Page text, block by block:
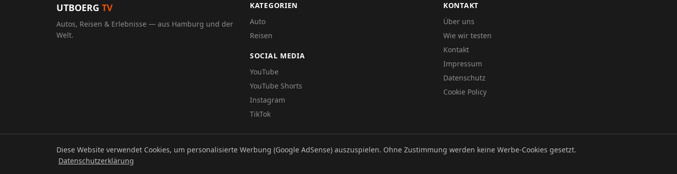
UTBOERG TV
Autos, Reisen & Erlebnisse — aus Hamburg und der
Welt.
KATEGORIEN
Auto
Reisen
SOCIAL MEDIA
YouTube
YouTube Shorts
Instagram
TikTok
KONTAKT
Über uns
Wie wir testen
Kontakt
Impressum
Datenschutz
Cookie Policy
© 2026 UTBOERG TV DatenschutzImpressum
Diese Website verwendet Cookies, um personalisierte Werbung (Google AdSense) auszuspielen. Ohne Zustimmung werden keine Werbe-Cookies gesetzt.
Datenschutzerklärung